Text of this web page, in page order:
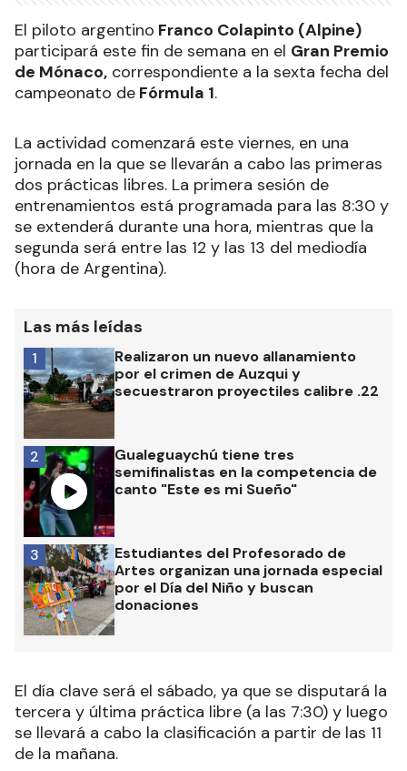
El piloto argentino Franco Colapinto (Alpine)
participará este fin de semana en el Gran Premio
de Mónaco, correspondiente a la sexta fecha del
campeonato de Fórmula 1.
La actividad comenzará este viernes, en una
jornada en la que se llevarán a cabo las primeras
dos prácticas libres. La primera sesión de
entrenamientos está programada para las 8:30 y
se extenderá durante una hora, mientras que la
segunda será entre las 12 y las 13 del mediodía
(hora de Argentina).
Las más leídas
Realizaron un nuevo allanamiento
por el crimen de Auzqui y
secuestraron proyectiles calibre .22
1
Gualeguaychú tiene tres
semifinalistas en la competencia de
canto "Este es mi Sueño"
2
Estudiantes del Profesorado de
Artes organizan una jornada especial
por el Día del Niño y buscan
donaciones
3
El día clave será el sábado, ya que se disputará la
tercera y última práctica libre (a las 7:30) y luego
se llevará a cabo la clasificación a partir de las 11
de la mañana.